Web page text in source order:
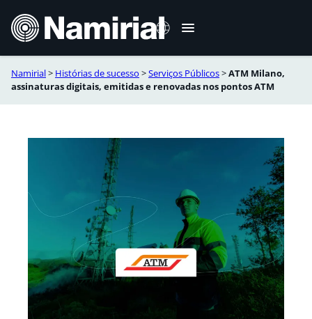
content
Italiano
Română
Namirial> Histórias de sucesso >Serviços Públicos>ATM Milano,
assinaturas digitais, emitidas e renovadas nos pontos ATM